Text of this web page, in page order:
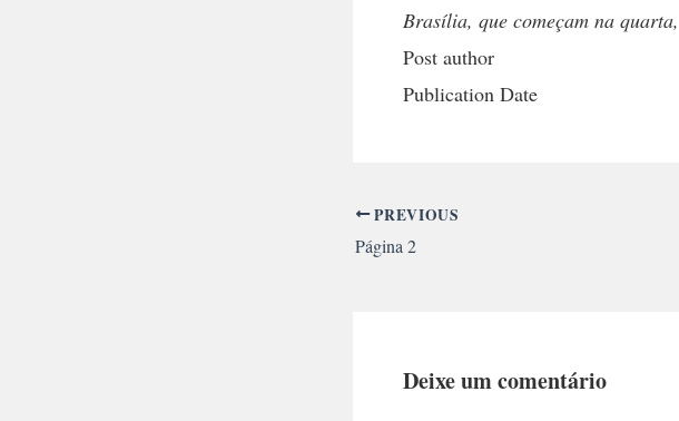
Brasília, que começam na
Post author
Publication Date
PREVIOUS
Página 2
Deixe um comentário